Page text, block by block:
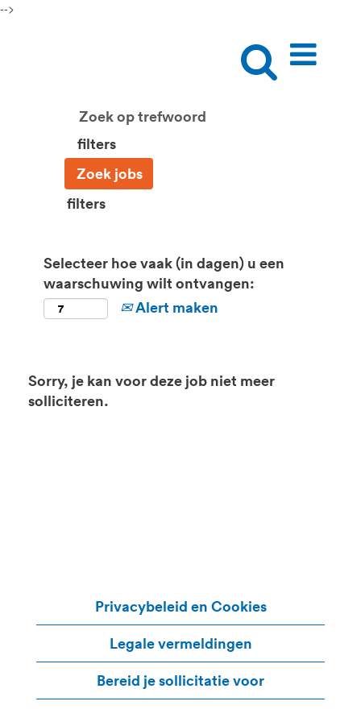
-->
filters
filters
Selecteer hoe vaak (in dagen) u een
waarschuwing wilt ontvangen:
Alert maken
Sorry, je kan voor deze job niet meer
solliciteren.
Privacybeleid en Cookies
Legale vermeldingen
Bereid je sollicitatie voor